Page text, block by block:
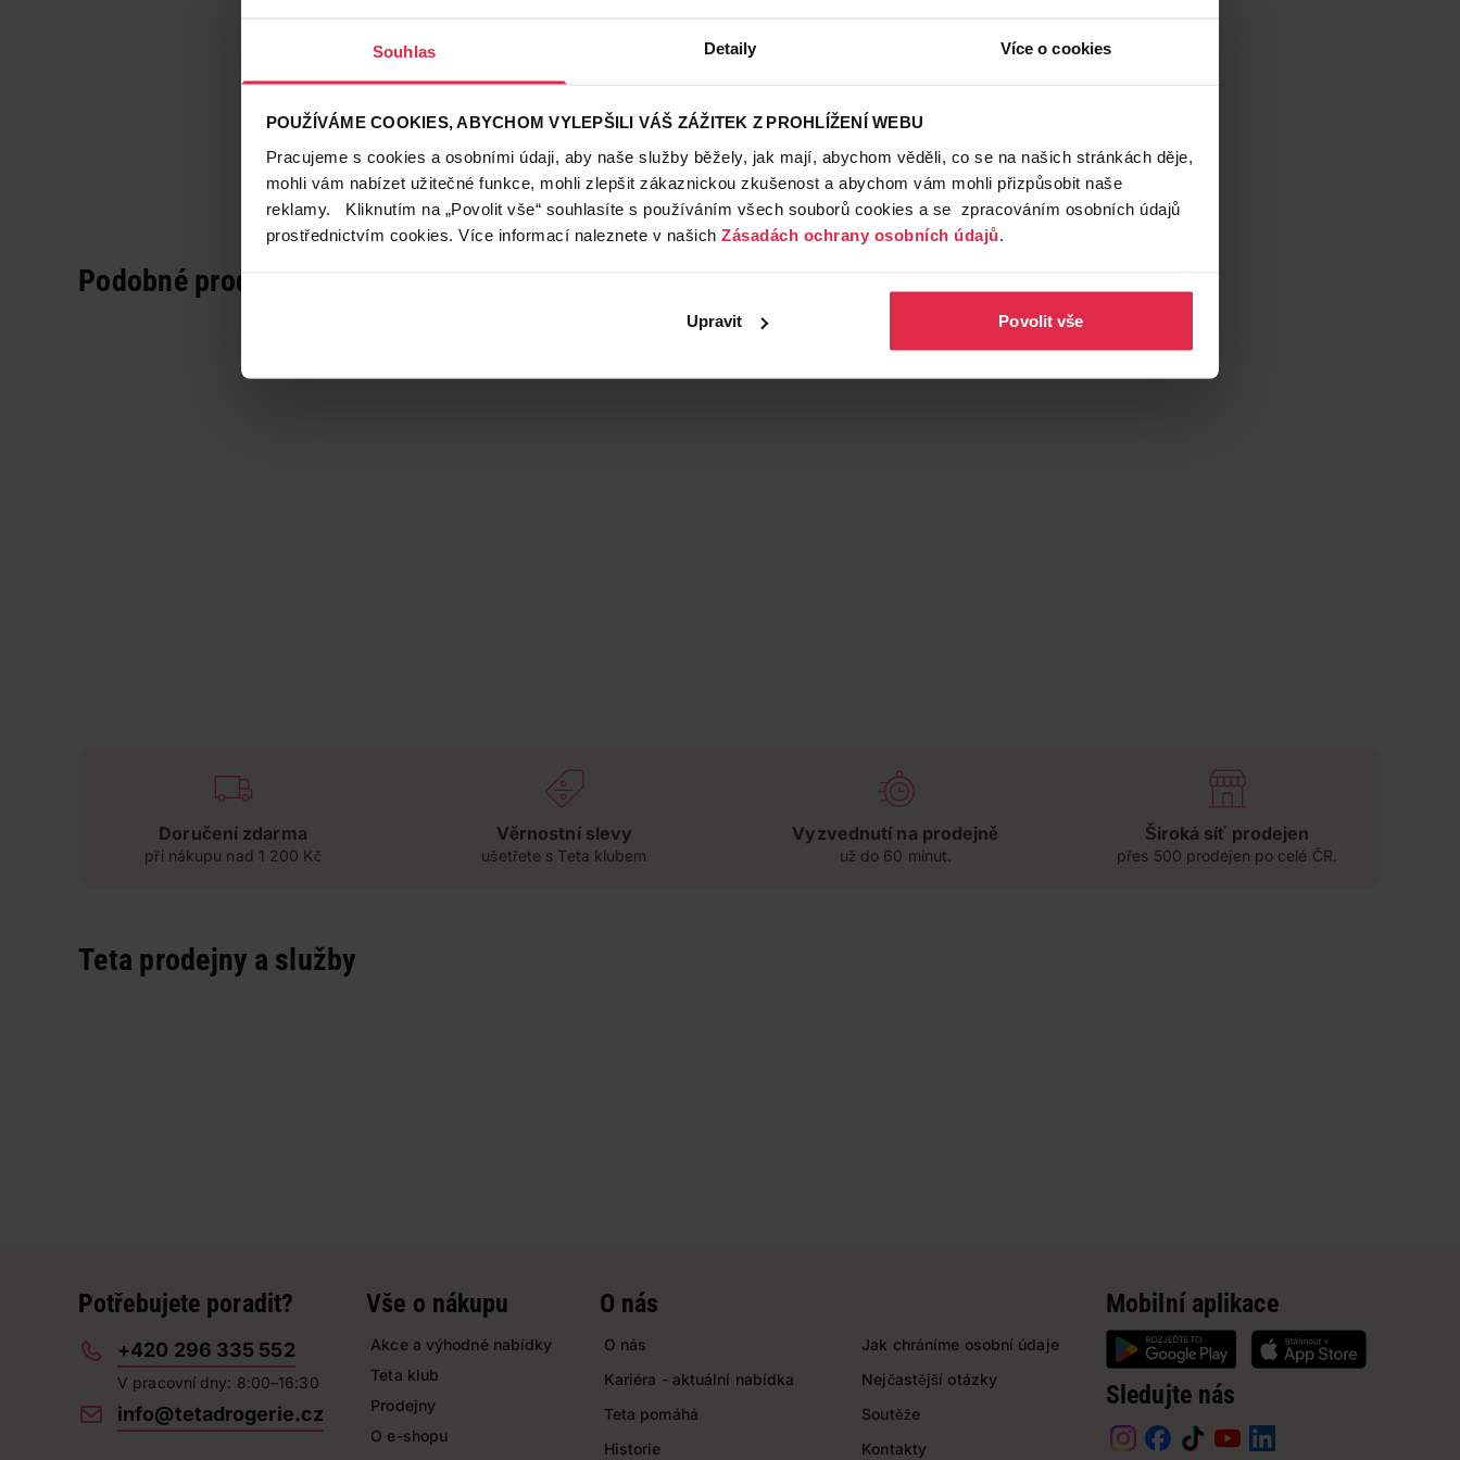
Souhlas Detaily Více o cookies
POUŽÍVÁME COOKIES, ABYCHOM VYLEPŠILI VÁŠ ZÁŽITEK Z PROHLÍŽENÍ WEBU
Pracujeme s cookies a osobními údaji, aby naše služby běžely, jak mají, abychom věděli, co se na našich stránkách děje,
mohli vám nabízet užitečné funkce, mohli zlepšit zákaznickou zkušenost a abychom vám mohli přizpůsobit naše
reklamy. Kliknutím na „Povolit vše“ souhlasíte s používáním všech souborů cookies a se zpracováním osobních údajů
prostřednictvím cookies. Více informací naleznete v našich Zásadách ochrany osobních údajů.
Upravit Povolit vše
Podobné produkty
Doručení zdarma
při nákupu nad 1 200 Kč
Věrnostní slevy
ušetřete s Teta klubem
Vyzvednutí na prodejně
už do 60 minut.
Široká síť prodejen
přes 500 prodejen po celé ČR.
Teta prodejny a služby
Potřebujete poradit?
+420 296 335 552
V pracovní dny: 8:00–16:30
info@tetadrogerie.cz
Vše o nákupu
Akce a výhodné nabídky
Teta klub
Prodejny
O e-shopu
O nás
O nás
Kariéra - aktuální nabídka
Teta pomáhá
Historie
Jak chráníme osobní údaje
Nejčastější otázky
Soutěže
Kontakty
Mobilní aplikace
Sledujte nás